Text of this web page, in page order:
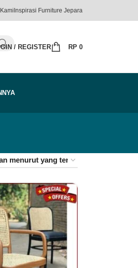
Inspirasi Furniture Jepara
/ REGISTER RP 0